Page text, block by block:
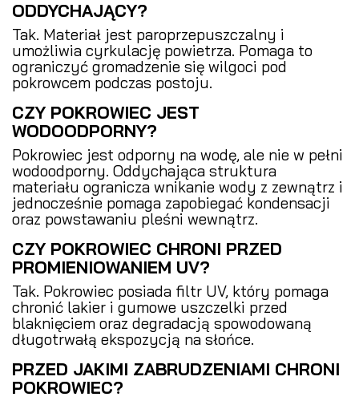
ODDYCHAJĄCY?
Tak. Materiał jest paroprzepuszczalny i
umożliwia cyrkulację powietrza. Pomaga to
ograniczyć gromadzenie się wilgoci pod
pokrowcem podczas postoju.
CZY POKROWIEC JEST
WODOODPORNY?
Pokrowiec jest odporny na wodę, ale nie w pełni
wodoodporny. Oddychająca struktura
materiału ogranicza wnikanie wody z zewnątrz i
jednocześnie pomaga zapobiegać kondensacji
oraz powstawaniu pleśni wewnątrz.
CZY POKROWIEC CHRONI PRZED
PROMIENIOWANIEM UV?
Tak. Pokrowiec posiada filtr UV, który pomaga
chronić lakier i gumowe uszczelki przed
blaknięciem oraz degradacją spowodowaną
długotrwałą ekspozycją na słońce.
PRZED JAKIMI ZABRUDZENIAMI CHRONI
POKROWIEC?